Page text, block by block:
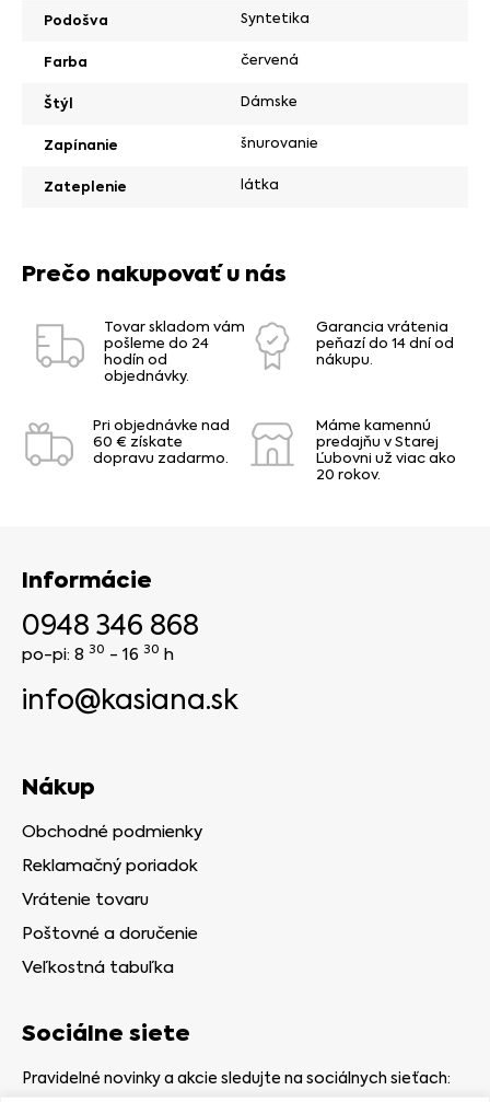
Podošva Syntetika
Farba červená
Štýl Dámske
Zapínanie šnurovanie
Zateplenie látka
Prečo nakupovať u nás
Tovar skladom vám
pošleme do 24
hodín od
objednávky.
Garancia vrátenia
peňazí do 14 dní od
nákupu.
Pri objednávke nad
60 € získate
dopravu zadarmo.
Máme kamennú
predajňu v Starej
Ľubovni už viac ako
20 rokov.
Informácie
0948 346 868
po-pi: 8 30 - 16 30 h
info@kasiana.sk
Nákup
Obchodné podmienky
Reklamačný poriadok
Vrátenie tovaru
Poštovné a doručenie
Veľkostná tabuľka
Sociálne siete
Pravidelné novinky a akcie sledujte na sociálnych sieťach: